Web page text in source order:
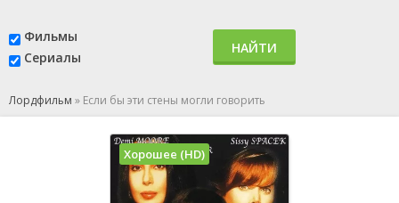
Фильмы
Сериалы
НАЙТИ
Лордфильм » Если бы эти стены могли говорить
Хорошее (HD)